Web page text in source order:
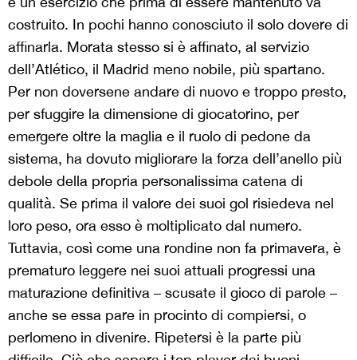
costruito. In pochi hanno conosciuto il solo dovere di
affinarla. Morata stesso si è affinato, al servizio
dell’Atlético, il Madrid meno nobile, più spartano.
Per non doversene andare di nuovo e troppo presto,
per sfuggire la dimensione di giocatorino, per
emergere oltre la maglia e il ruolo di pedone da
sistema, ha dovuto migliorare la forza dell’anello più
debole della propria personalissima catena di
qualità. Se prima il valore dei suoi gol risiedeva nel
loro peso, ora esso è moltiplicato dal numero.
Tuttavia, così come una rondine non fa primavera, è
prematuro leggere nei suoi attuali progressi una
maturazione definitiva – scusate il gioco di parole –
anche se essa pare in procinto di compiersi, o
perlomeno in divenire. Ripetersi è la parte più